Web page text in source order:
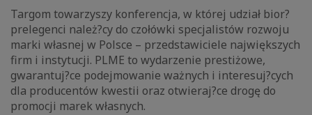
Targom towarzyszy konferencja, w której udział bior?
prelegenci należ?cy do czołówki specjalistów rozwoju
marki własnej w Polsce – przedstawiciele największych
firm i instytucji. PLME to wydarzenie prestiżowe,
gwarantuj?ce podejmowanie ważnych i interesuj?cych
dla producentów kwestii oraz otwieraj?ce drogę do
promocji marek własnych.